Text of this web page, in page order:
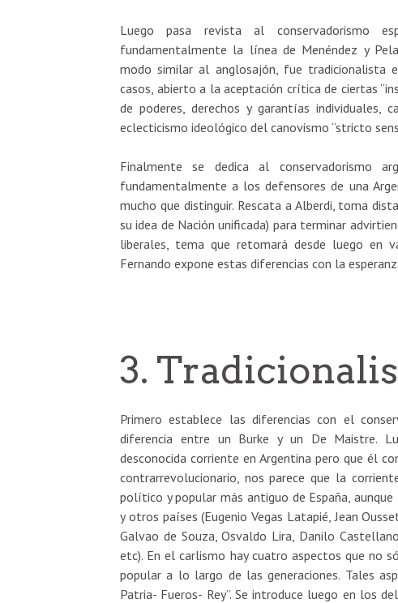
Luego pasa revista al conservadorismo
fundamentalmente la línea de Menéndez y
modo similar al anglosajón, fue tradicionalista
casos, abierto a la aceptación crítica de ciertas
de poderes, derechos y garantías
eclecticismo ideológico del canovismo “stricto
Finalmente se dedica al conservadorismo
fundamentalmente a los defensores de una
mucho que distinguir. Rescata a Alberdi, toma
su idea de Nación unificada) para terminar
liberales, tema que retomará desde luego en
Fernando expone estas diferencias con la
3.
Primero establece las diferencias con el
diferencia entre un Burke y un De Maistre.
desconocida corriente en Argentina pero que él
contrarrevolucionario, nos parece que la
político y popular más antiguo de España,
y otros países (Eugenio Vegas Latapié, Jean
Galvao de Souza, Osvaldo Lira, Danilo
etc). En el carlismo hay cuatro aspectos que no
popular a lo largo de las generaciones. Tales
Patria- Fueros- Rey”. Se introduce luego en los